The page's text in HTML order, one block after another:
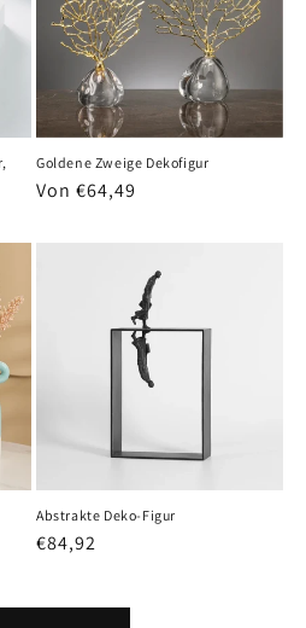
Goldene Zweige Dekofigur
Normaler
Von €64,49
Abstrakte Deko-Figur
Normaler
€84,92